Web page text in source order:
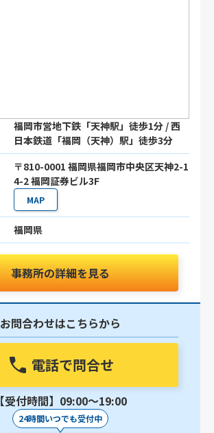
福岡市営地下鉄「天神駅」徒歩1分 / 西
日本鉄道「福岡（天神）駅」徒歩3分
〒810-0001 福岡県福岡市中央区天神2-1
4-2 福岡証券ビル3F
MAP
福岡県
事務所の詳細を見る
お問合わせはこちらから
電話で問合せ
【受付時間】09:00〜19:00
24時間いつでも受付中